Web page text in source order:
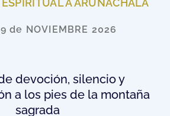
A ARUNACHALA
de NOVIEMBRE 2026
devoción, silencio y
a los pies de la montaña
sagrada